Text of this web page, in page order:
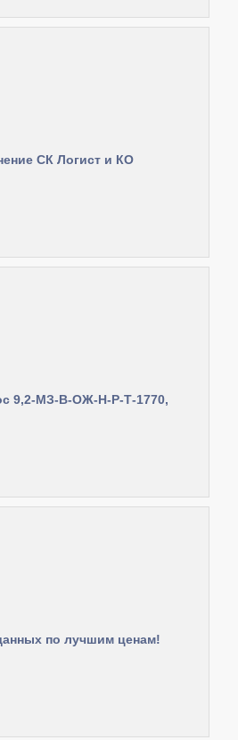
СК Логист и КО
9,2-МЗ-В-ОЖ-Н-Р-Т-1770,
по лучшим ценам!